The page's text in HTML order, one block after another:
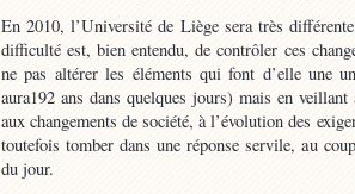
En 2010, l’Université de Liège sera très
difficulté est, bien entendu, de contrôler ces
ne pas altérer les éléments qui font d’elle une
aura192 ans dans quelques jours) mais en
aux changements de société, à l’évolution des
toutefois tomber dans une réponse servile, au
du jour.